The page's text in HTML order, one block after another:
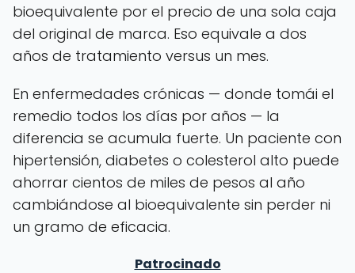
bioequivalente por el precio de una sola caja
del original de marca. Eso equivale a dos
años de tratamiento versus un mes.
En enfermedades crónicas — donde tomái el
remedio todos los días por años — la
diferencia se acumula fuerte. Un paciente con
hipertensión, diabetes o colesterol alto puede
ahorrar cientos de miles de pesos al año
cambiándose al bioequivalente sin perder ni
un gramo de eficacia.